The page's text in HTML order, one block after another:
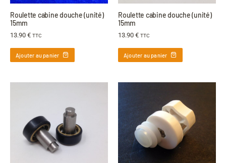
Roulette cabine douche (unité)
15mm
13.90 € TTC
Ajouter au panier
Roulette cabine douche (unité)
15mm
13.90 € TTC
Ajouter au panier